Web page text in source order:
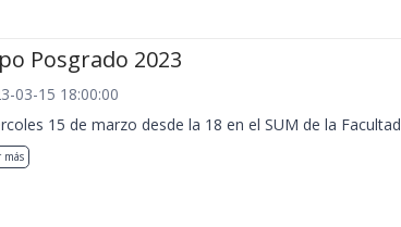
Posgrado 2023
03-15 18:00:00
15 de marzo desde la 18 en el SUM de la Facultad
más